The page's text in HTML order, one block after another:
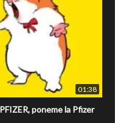
01:38
poneme la Pfizer